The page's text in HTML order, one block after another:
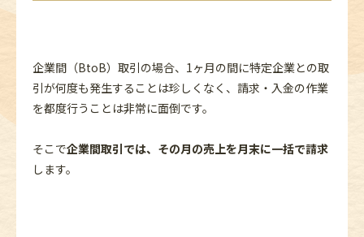
企業間（BtoB）取引の場合、1ヶ月の間に特定企業との取
引が何度も発生することは珍しくなく、請求・入金の作業
を都度行うことは非常に面倒です。
そこで企業間取引では、その月の売上を月末に一括で請求
します。